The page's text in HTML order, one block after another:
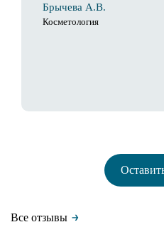
Брычева А.В.
Косметология
Все отзывы